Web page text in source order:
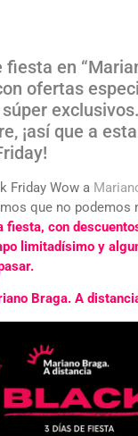
fiesta en
ofertas
¡así que a
Friday Wow a
que no podemos
fiesta, con
limitadísimo y
Braga. A